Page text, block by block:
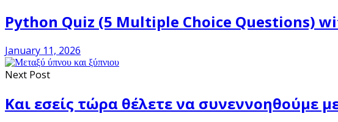
Python Quiz (5 Multiple Choice Questions)
January 11, 2026
Next Post
Και εσείς τώρα θέλετε να συνεννοηθούμε